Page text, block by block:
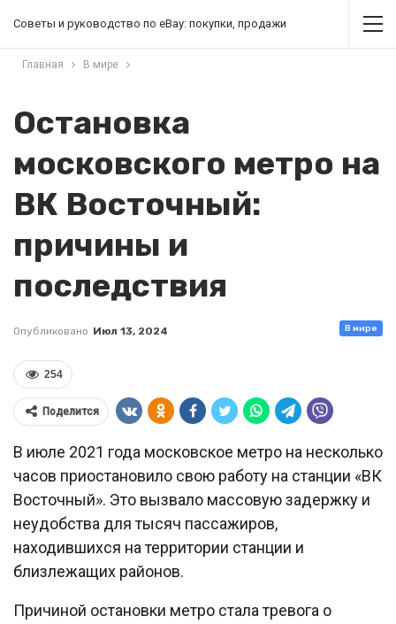
Советы и руководство по eBay: покупки, продажи
Главная В мире
Остановка
московского метро на
ВК Восточный:
причины и
последствия
В мире
Опубликовано Июл 13, 2024
254
Поделится
В июле 2021 года московское метро на несколько
часов приостановило свою работу на станции «ВК
Восточный». Это вызвало массовую задержку и
неудобства для тысяч пассажиров,
находившихся на территории станции и
близлежащих районов.
Причиной остановки метро стала тревога о